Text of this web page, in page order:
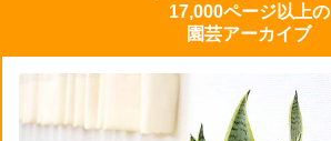
17,000ページ以上の
園芸アーカイブ